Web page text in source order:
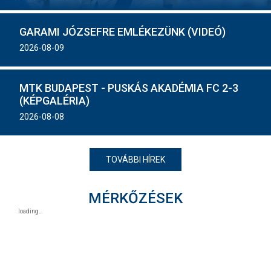
GARAMI JÓZSEFRE EMLÉKEZÜNK (VIDEÓ)
2026-08-09
MTK BUDAPEST - PUSKÁS AKADÉMIA FC 2-3
(KÉPGALÉRIA)
2026-08-08
TOVÁBBI HÍREK
MÉRKŐZÉSEK